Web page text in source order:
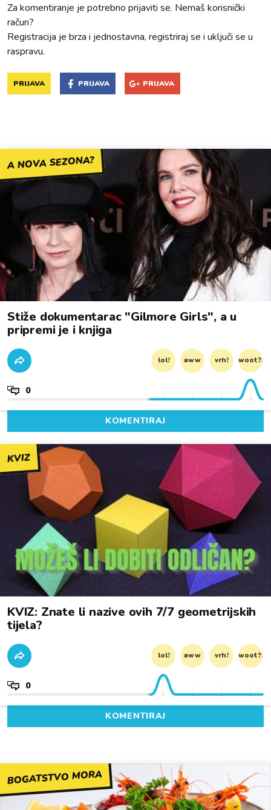
Za komentiranje je potrebno prijaviti se. Nemaš korisnički
račun?
Registracija je brza i jednostavna, registriraj se i uključi se u
raspravu.
PRIJAVA PRIJAVA PRIJAVA
A NOVA SEZONA?
Stiže dokumentarac "Gilmore Girls", a u
pripremi je i knjiga
lol! aww vrh! woot?!
0
KOMENTIRAJ
KVIZ
KVIZ: Znate li nazive ovih 7/7 geometrijskih
tijela?
lol! aww vrh! woot?!
0
KOMENTIRAJ
BOGATSTVO MORA